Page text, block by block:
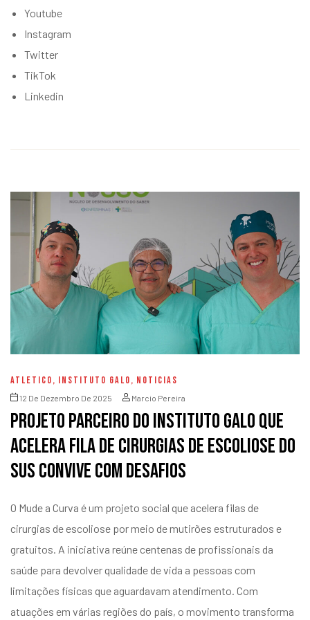
Youtube
Instagram
Twitter
TikTok
Linkedin
ATLETICO, INSTITUTO GALO, NOTICIAS
12 De Dezembro De 2025 Marcio Pereira
Projeto parceiro do Instituto Galo que
acelera fila de cirurgias de escoliose do
SUS convive com desafios
O Mude a Curva é um projeto social que acelera filas de
cirurgias de escoliose por meio de mutirões estruturados e
gratuitos. A iniciativa reúne centenas de profissionais da
saúde para devolver qualidade de vida a pessoas com
limitações físicas que aguardavam atendimento. Com
atuações em várias regiões do país, o movimento transforma